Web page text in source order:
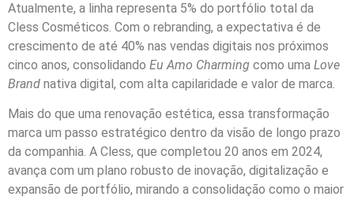
Atualmente, a linha representa 5% do portfólio total da
Cless Cosméticos. Com o rebranding, a expectativa é de
crescimento de até 40% nas vendas digitais nos próximos
cinco anos, consolidando Eu Amo Charming como uma Love
Brand nativa digital, com alta capilaridade e valor de marca.
Mais do que uma renovação estética, essa transformação
marca um passo estratégico dentro da visão de longo prazo
da companhia. A Cless, que completou 20 anos em 2024,
avança com um plano robusto de inovação, digitalização e
expansão de portfólio, mirando a consolidação como o maior